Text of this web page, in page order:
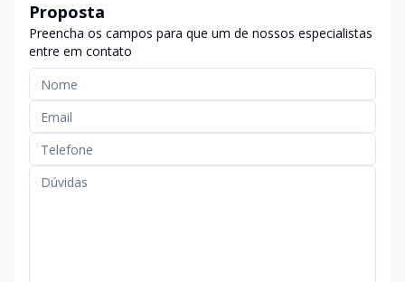
Proposta
Preencha os campos para que um de nossos especialistas
entre em contato